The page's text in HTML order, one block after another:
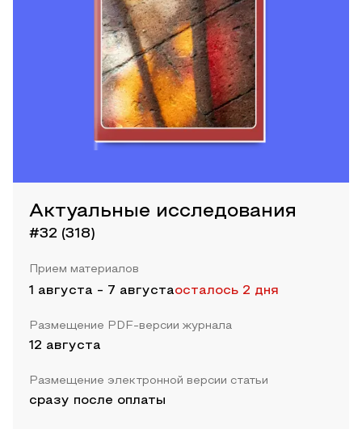
Актуальные исследования
#32 (318)
Прием материалов
1 августа - 7 августаосталось 2 дня
Размещение PDF-версии журнала
12 августа
Размещение электронной версии статьи
сразу после оплаты